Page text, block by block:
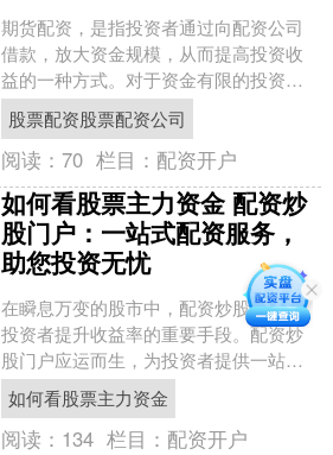
期货配资，是指投资者通过向配资公司
借款，放大资金规模，从而提高投资收
益的一种方式。对于资金有限的投资者
来说，期货配资无疑是一条快速积累财
富的捷径。 其次，免费配....
股票配资股票配资公司
阅读：70 栏目： 配资开户
如何看股票主力资金 配资炒
股门户：一站式配资服务，
助您投资无忧
在瞬息万变的股市中，配资炒股已成为
投资者提升收益率的重要手段。配资炒
股门户应运而生，为投资者提供一站式
配资服务，助您投资无忧。 通过股票配
资平台，投资者可以享受....
如何看股票主力资金
阅读： 134 栏目： 配资开户